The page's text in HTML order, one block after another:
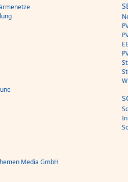
Media GmbH